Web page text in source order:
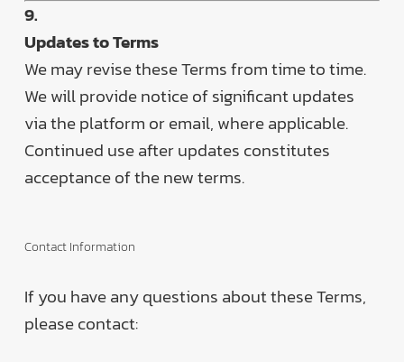
9.
Updates to Terms
We may revise these Terms from time to time.
We will provide notice of significant updates
via the platform or email, where applicable.
Continued use after updates constitutes
acceptance of the new terms.
Contact Information
If you have any questions about these Terms,
please contact: